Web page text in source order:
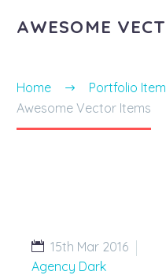
AWESOME
Home
Portfolio Item
Awesome Vector Items
15th Mar 2016
Agency Dark